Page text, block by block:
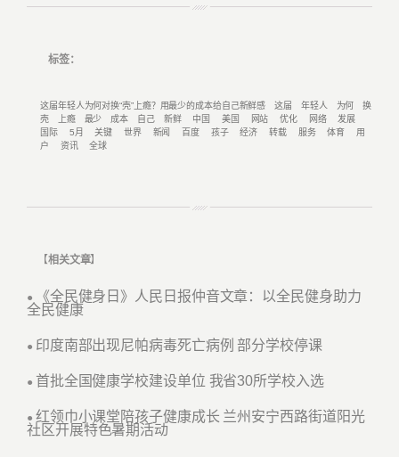
标签：
这届年轻人为何对换“壳”上瘾？用最少的成本给自己新鲜感 这届 年轻人 为何
换
壳
上瘾 最少 成本 自己 新鲜 中国 美国 网站 优化 网络
发展
国际
5月 关键 世界 新闻 百度 孩子 经济 转载 服务 体育
用
户
资讯 全球
【相关文章】
●
《全民健身日》人民日报仲音文章：以全民健身助力
全民健康
● 印度南部出现尼帕病毒死亡病例 部分学校停课
● 首批全国健康学校建设单位 我省30所学校入选
● 红领巾小课堂陪孩子健康成长 兰州安宁西路街道阳光
社区开展特色暑期活动